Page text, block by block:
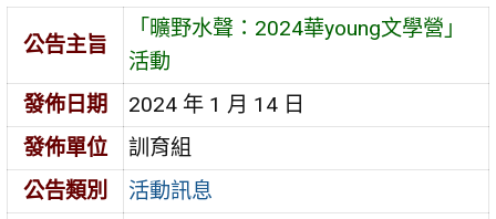
公告主旨
「曠野水聲：2024華young文學營」
活動
發佈日期
2024 年 1 月 14 日
發佈單位
訓育組
公告類別
活動訊息